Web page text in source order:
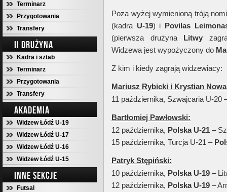
Terminarz
Przygotowania
Transfery
II DRUŻYNA
Kadra i sztab
Terminarz
Przygotowania
Transfery
AKADEMIA
Widzew Łódź U-19
Widzew Łódź U-17
Widzew Łódź U-16
Widzew Łódź U-15
INNE SEKCJE
Futsal
Poza wyżej wymienioną tróją
(kadra U-19) i Povilas
(pierwsza drużyna Litwy
Widzewa jest wypożyczony do
Z kim i kiedy zagrają widzewiacy:
Mariusz Rybicki i Krystian
11 października, Szwajcaria U-20
Bartłomiej Pawłowski:
12 października, Polska U-21 –
15 października, Turcja U-21 –
Patryk Stępiński:
10 października, Polska U-19 –
12 października, Polska U-19 –